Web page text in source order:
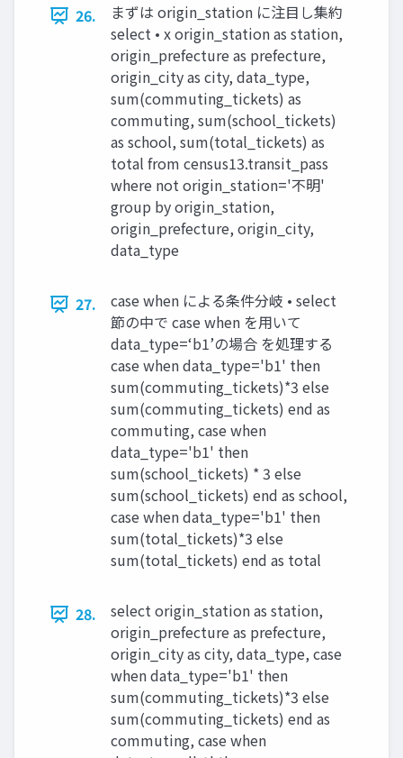
26.
まずは origin_station に注目し集約
select • x origin_station as station,
origin_prefecture as prefecture,
origin_city as city, data_type,
sum(commuting_tickets) as
commuting, sum(school_tickets)
as school, sum(total_tickets) as
total from census13.transit_pass
where not origin_station='不明'
group by origin_station,
origin_prefecture, origin_city,
data_type
27.
case when による条件分岐 • select
節の中で case when を用いて
data_type=‘b1’の場合 を処理する
case when data_type='b1' then
sum(commuting_tickets)*3 else
sum(commuting_tickets) end as
commuting, case when
data_type='b1' then
sum(school_tickets) * 3 else
sum(school_tickets) end as school,
case when data_type='b1' then
sum(total_tickets)*3 else
sum(total_tickets) end as total
28.
select origin_station as station,
origin_prefecture as prefecture,
origin_city as city, data_type, case
when data_type='b1' then
sum(commuting_tickets)*3 else
sum(commuting_tickets) end as
commuting, case when